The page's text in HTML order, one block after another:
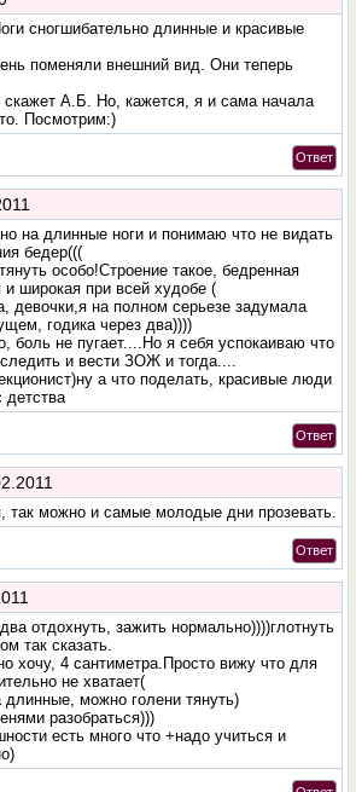
сногшибательно длинные и красивые
поменяли внешний вид. Они теперь
А.Б. Но, кажется, я и сама начала
Посмотрим:)
Ответ
на длинные ноги и понимаю что не видать
бедер(((
особо!Строение такое, бедренная
и широкая при всей худобе (
девочки,я на полном серьезе задумала
годика через два))))
боль не пугает....Но я себя успокаиваю что
и вести ЗОЖ и тогда....
а что поделать, красивые люди
детства
Ответ
так можно и самые молодые дни прозевать.
Ответ
отдохнуть, зажить нормально))))глотнуть
так сказать.
хочу, 4 сантиметра.Просто вижу что для
не хватает(
можно голени тянуть)
разобраться)))
есть много что +надо учиться и